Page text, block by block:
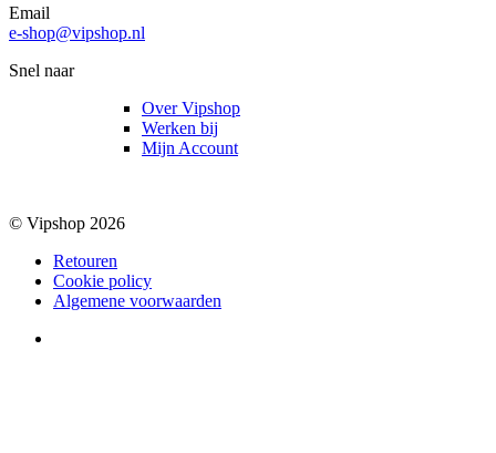
Email
e-shop@vipshop.nl
Snel naar
Over Vipshop
Werken bij
Mijn Account
© Vipshop 2026
Retouren
Cookie policy
Algemene voorwaarden